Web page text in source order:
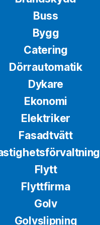
Buss
Bygg
Catering
Dörrautomatik
Dykare
Ekonomi
Elektriker
Fasadtvätt
Flytt
Flyttfirma
Golv
Golvslipning